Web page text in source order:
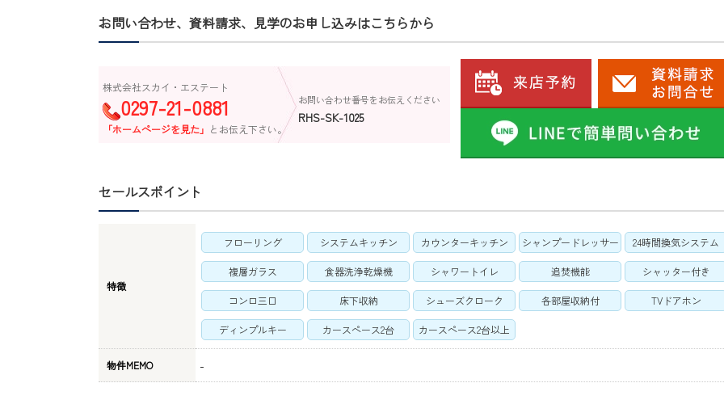
お問い合わせ、資料請求、見学のお申し込みはこちらから
株式会社スカイ・エステート
0297-21-0881
「ホームページを見た」 とお伝え下さい。
お問い合わせ番号をお伝えください
RHS-SK-1025
セールスポイント
特徴
フローリング システムキッチン カウンターキッチン シャンプードレッサー 24時間換気システム
複層ガラス 食器洗浄乾燥機 シャワートイレ 追焚機能 シャッター付き
コンロ三口 床下収納 シューズクローク 各部屋収納付 TVドアホン
ディンプルキー カースペース2台 カースペース2台以上
物件MEMO -